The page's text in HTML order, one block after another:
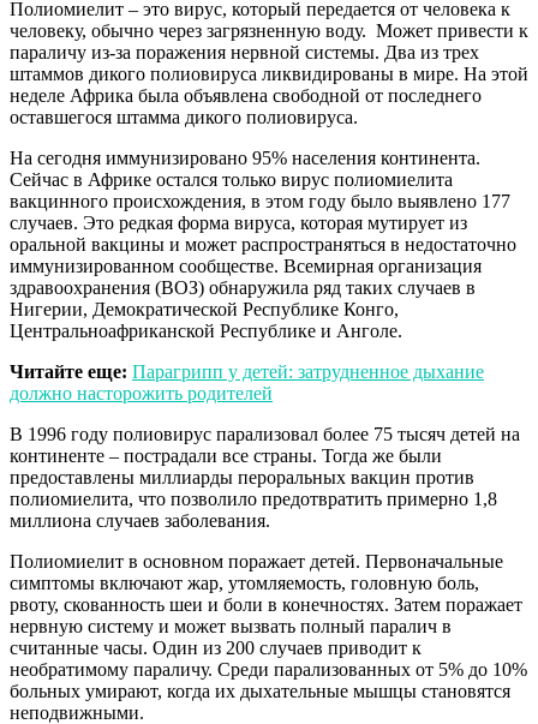
Полиомиелит – это вирус, который передается от человека к
человеку, обычно через загрязненную воду. Может привести к
параличу из-за поражения нервной системы. Два из трех
штаммов дикого полиовируса ликвидированы в мире. На этой
неделе Африка была объявлена свободной от последнего
оставшегося штамма дикого полиовируса.
На сегодня иммунизировано 95% населения континента.
Сейчас в Африке остался только вирус полиомиелита
вакцинного происхождения, в этом году было выявлено 177
случаев. Это редкая форма вируса, которая мутирует из
оральной вакцины и может распространяться в недостаточно
иммунизированном сообществе. Всемирная организация
здравоохранения (ВОЗ) обнаружила ряд таких случаев в
Нигерии, Демократической Республике Конго,
Центральноафриканской Республике и Анголе.
Читайте еще: Парагрипп у детей: затрудненное дыхание
должно насторожить родителей
В 1996 году полиовирус парализовал более 75 тысяч детей на
континенте – пострадали все страны. Тогда же были
предоставлены миллиарды пероральных вакцин против
полиомиелита, что позволило предотвратить примерно 1,8
миллиона случаев заболевания.
Полиомиелит в основном поражает детей. Первоначальные
симптомы включают жар, утомляемость, головную боль,
рвоту, скованность шеи и боли в конечностях. Затем поражает
нервную систему и может вызвать полный паралич в
считанные часы. Один из 200 случаев приводит к
необратимому параличу. Среди парализованных от 5% до 10%
больных умирают, когда их дыхательные мышцы становятся
неподвижными.